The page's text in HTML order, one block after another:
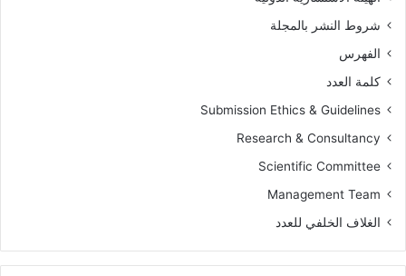
شروط النشر بالمجلة
الفهرس
كلمة العدد
Submission Ethics & Guidelines
Research & Consultancy
Scientific Committee
Management Team
الغلاف الخلفي للعدد